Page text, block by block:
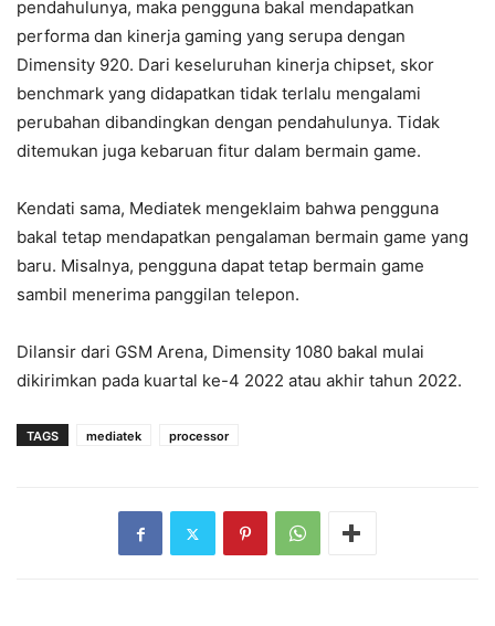
pendahulunya, maka pengguna bakal mendapatkan
performa dan kinerja gaming yang serupa dengan
Dimensity 920. Dari keseluruhan kinerja chipset, skor
benchmark yang didapatkan tidak terlalu mengalami
perubahan dibandingkan dengan pendahulunya. Tidak
ditemukan juga kebaruan fitur dalam bermain game.
Kendati sama, Mediatek mengeklaim bahwa pengguna
bakal tetap mendapatkan pengalaman bermain game yang
baru. Misalnya, pengguna dapat tetap bermain game
sambil menerima panggilan telepon.
Dilansir dari GSM Arena, Dimensity 1080 bakal mulai
dikirimkan pada kuartal ke-4 2022 atau akhir tahun 2022.
TAGS mediatek processor